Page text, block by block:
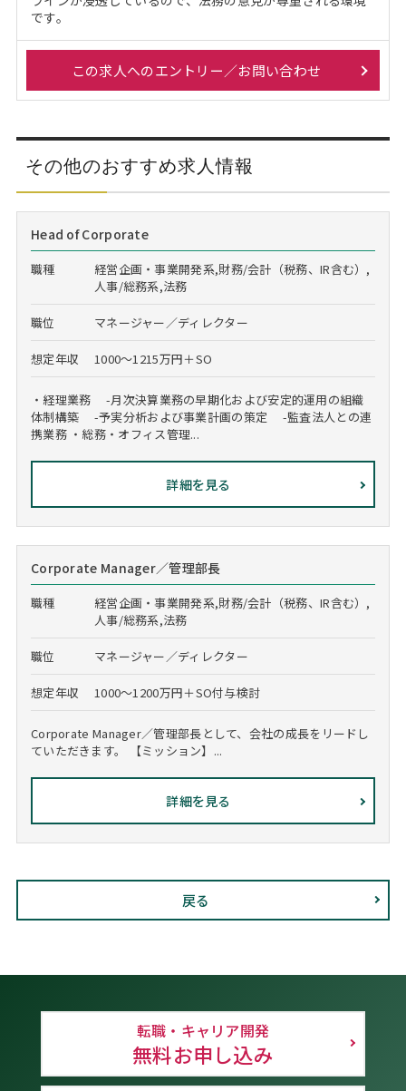
です。
この求人へのエントリー／お問い合わせ
その他のおすすめ求人情報
Head of Corporate
職種
経営企画・事業開発系,財務/会計（税務、IR含む）,
人事/総務系,法務
職位 マネージャー／ディレクター
想定年収 1000～1215万円＋SO
・経理業務 -月次決算業務の早期化および安定的運用の組織
体制構築 -予実分析および事業計画の策定 -監査法人との連
携業務 ・総務・オフィス管理...
詳細を見る
Corporate Manager／管理部長
職種
経営企画・事業開発系,財務/会計（税務、IR含む）,
人事/総務系,法務
職位 マネージャー／ディレクター
想定年収 1000～1200万円＋SO付与検討
Corporate Manager／管理部長として、会社の成長をリードし
ていただきます。 【ミッション】...
詳細を見る
戻る
転職・キャリア開発
無料お申し込み